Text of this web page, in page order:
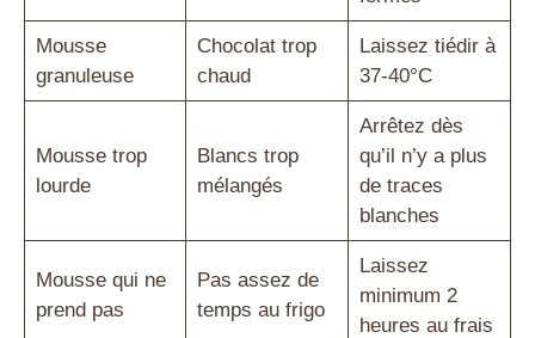
Mousse
granuleuse
Chocolat trop
chaud
Laissez tiédir à
37-40°C
Mousse trop
lourde
Blancs trop
mélangés
Arrêtez dès
qu’il n’y a plus
de traces
blanches
Mousse qui ne
prend pas
Pas assez de
temps au frigo
Laissez
minimum 2
heures au frais